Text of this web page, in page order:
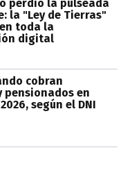
perdió la pulseada
la "Ley de Tierras"
toda la
digital
cobran
pensionados en
según el DNI